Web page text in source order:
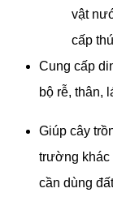
vật
cấp
​Cung cấp
bộ rễ, thân,
Giúp cây
trường khác
cần dùng